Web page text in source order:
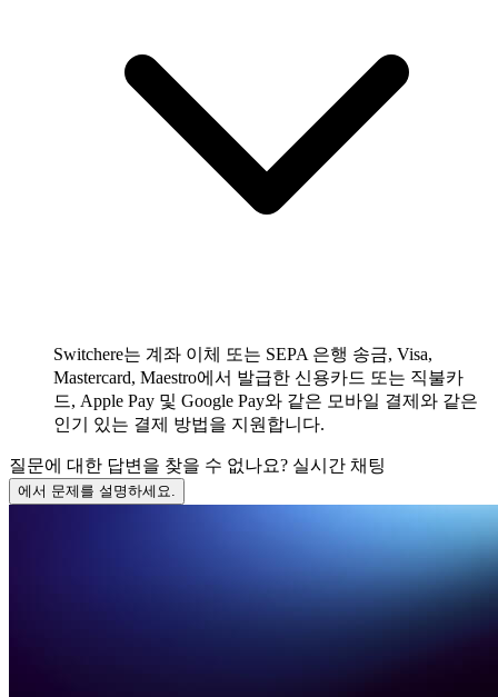
Switchere는 계좌 이체 또는 SEPA 은행 송금, Visa,
Mastercard, Maestro에서 발급한 신용카드 또는 직불카
드, Apple Pay 및 Google Pay와 같은 모바일 결제와 같은
인기 있는 결제 방법을 지원합니다.
질문에 대한 답변을 찾을 수 없나요? 실시간 채팅
에서 문제를 설명하세요.